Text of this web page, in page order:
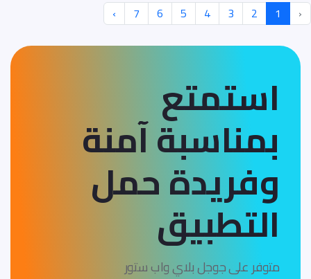
‹
1
2
3
4
5
6
7
›
استمتع
بمناسبة آمنة
وفريدةحمل
التطبيق
متوفر على جوجل بلاي واب ستور